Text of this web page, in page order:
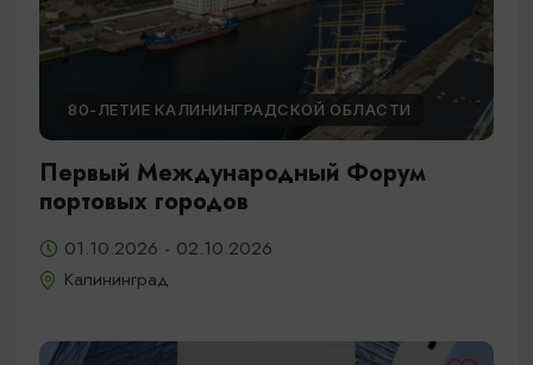
80-ЛЕТИЕ КАЛИНИНГРАДСКОЙ ОБЛАСТИ
Первый Международный Форум
портовых городов
01.10.2026 - 02.10.2026
Калининград